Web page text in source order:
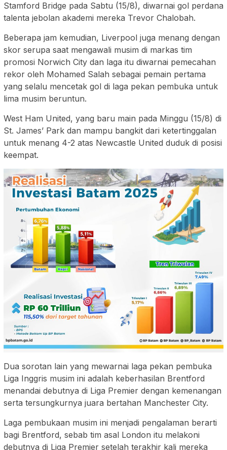
Stamford Bridge pada Sabtu (15/8), diwarnai gol perdana
talenta jebolan akademi mereka Trevor Chalobah.
Beberapa jam kemudian, Liverpool juga menang dengan
skor serupa saat mengawali musim di markas tim
promosi Norwich City dan laga itu diwarnai pemecahan
rekor oleh Mohamed Salah sebagai pemain pertama
yang selalu mencetak gol di laga pekan pembuka untuk
lima musim beruntun.
West Ham United, yang baru main pada Minggu (15/8) di
St. James’ Park dan mampu bangkit dari ketertinggalan
untuk menang 4-2 atas Newcastle United duduk di posisi
keempat.
Dua sorotan lain yang mewarnai laga pekan pembuka
Liga Inggris musim ini adalah keberhasilan Brentford
menandai debutnya di Liga Premier dengan kemenangan
serta tersungkurnya juara bertahan Manchester City.
Laga pembukaan musim ini menjadi pengalaman berarti
bagi Brentford, sebab tim asal London itu melakoni
debutnya di Liga Premier setelah terakhir kali mereka